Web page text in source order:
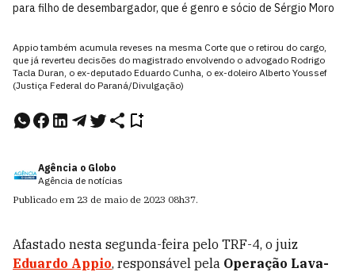
para filho de desembargador, que é genro e sócio de Sérgio Moro
Appio também acumula reveses na mesma Corte que o retirou do cargo,
que já reverteu decisões do magistrado envolvendo o advogado Rodrigo
Tacla Duran, o ex-deputado Eduardo Cunha, o ex-doleiro Alberto Youssef
(Justiça Federal do Paraná/Divulgação)
Agência o Globo
Agência de notícias
Publicado em 23 de maio de 2023 08h37.
Afastado nesta segunda-feira pelo TRF-4, o juiz
Eduardo Appio, responsável pela Operação Lava-